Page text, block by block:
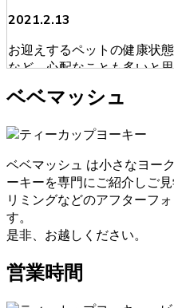
2021.2.13
お迎えするペットの健康状
など、心配なことも多いと
は、獣医師による健康診断
ダーが販売・購入に当たっ
も安心してお迎えいただけ
購入をお考えの際は、是非
2021.1.31
ヨークシャーテリアのご購
成としつけを行い、愛情た
ベドールでは、ヨークシャ
験豊富なブリーダーが行っ
また、飼い主さんへ飼い方
ベベマッシュ
ベベマッシュ は小さなヨー
ーキーを専門にご紹介しご
リミングなどのアフターフ
す。
是非、お越しください。
営業時間